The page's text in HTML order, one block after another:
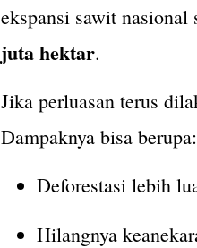
ekspansi sawit nasional
juta hektar.
Jika perluasan terus
Dampaknya bisa berupa:
Deforestasi lebih
Hilangnya